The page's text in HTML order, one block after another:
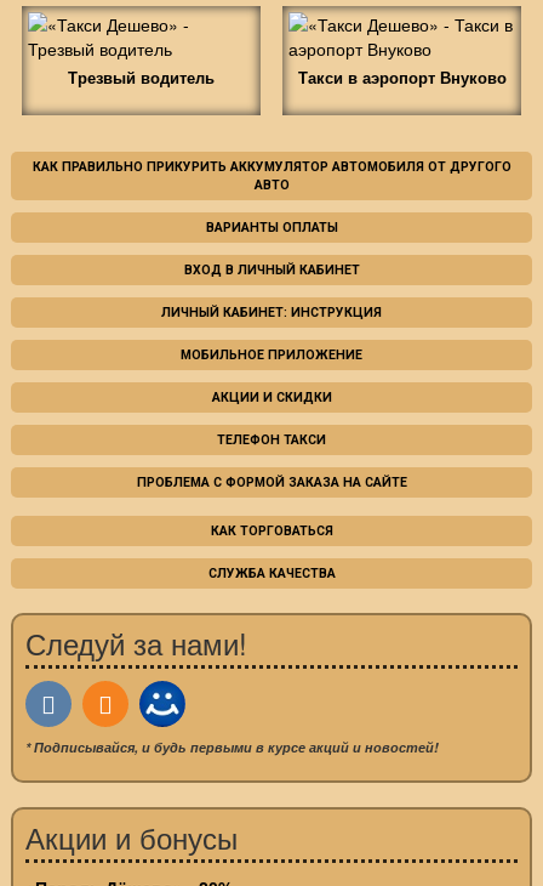
Трезвый водитель Такси в аэропорт Внуково
КАК ПРАВИЛЬНО ПРИКУРИТЬ АККУМУЛЯТОР АВТОМОБИЛЯ ОТ ДРУГОГО
АВТО
ВАРИАНТЫ ОПЛАТЫ
ВХОД В ЛИЧНЫЙ КАБИНЕТ
ЛИЧНЫЙ КАБИНЕТ: ИНСТРУКЦИЯ
МОБИЛЬНОЕ ПРИЛОЖЕНИЕ
АКЦИИ И СКИДКИ
ТЕЛЕФОН ТАКСИ
ПРОБЛЕМА С ФОРМОЙ ЗАКАЗА НА САЙТЕ
КАК ТОРГОВАТЬСЯ
СЛУЖБА КАЧЕСТВА
Следуй за нами!
* Подписывайся, и будь первыми в курсе акций и новостей!
Акции и бонусы